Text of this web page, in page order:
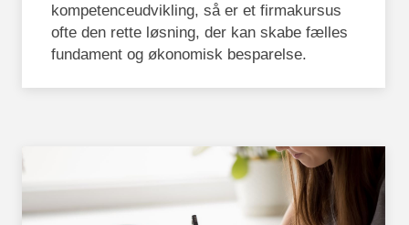
kompetenceudvikling, så er et firmakursus
ofte den rette løsning, der kan skabe fælles
fundament og økonomisk besparelse.